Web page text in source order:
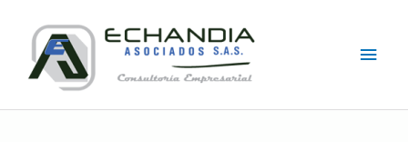
content